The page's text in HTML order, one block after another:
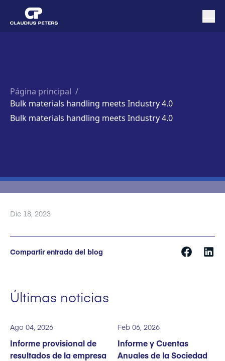
Página principal /
Bulk materials handling meets Industry 4.0
Bulk materials handling meets Industry 4.0
Dic 18, 2023
Compartir entrada del blog
Últimas noticias
Ago 04, 2026
Informe provisional de
resultados de la empresa
Feb 06, 2026
Informe y Cuentas
Anuales de la Sociedad